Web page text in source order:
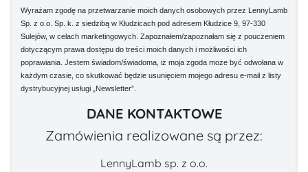
Wyrażam zgodę na przetwarzanie moich danych osobowych przez LennyLamb
Sp. z o.o. Sp. k. z siedzibą w Kłudzicach pod adresem Kłudzice 9, 97-330
Sulejów, w celach marketingowych. Zapoznałem/zapoznałam się z pouczeniem
dotyczącym prawa dostępu do treści moich danych i możliwości ich
poprawiania. Jestem świadom/świadoma, iż moja zgoda może być odwołana w
każdym czasie, co skutkować będzie usunięciem mojego adresu e-mail z listy
dystrybucyjnej usługi „Newsletter”.
DANE KONTAKTOWE
Zamówienia realizowane są przez:
LennyLamb sp. z o.o.